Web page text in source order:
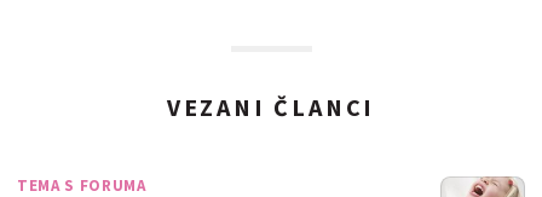
VEZANI ČLANCI
TEMA S FORUMA